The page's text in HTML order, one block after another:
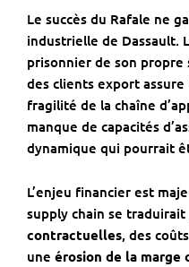
Le succès du Rafale ne
industrielle de Dassault.
prisonnier de son propre
des clients export
fragilité de la chaîne
manque de capacités
dynamique qui pourrait
L’enjeu financier est
supply chain se traduirait
contractuelles, des
une érosion de la marge